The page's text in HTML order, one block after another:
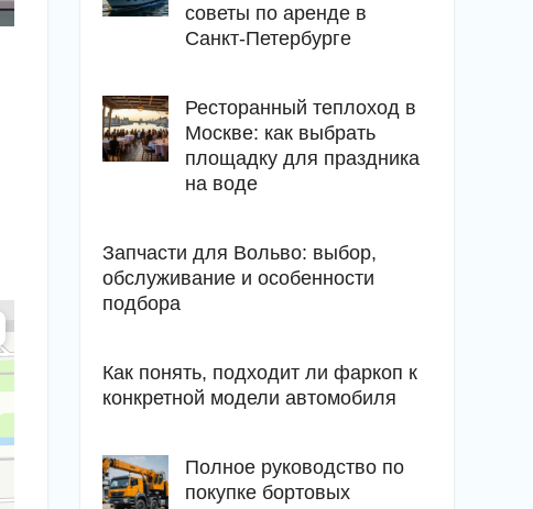
советы по аренде в
Санкт-Петербурге
Ресторанный теплоход в
Москве: как выбрать
площадку для праздника
на воде
Запчасти для Вольво: выбор,
обслуживание и особенности
подбора
Как понять, подходит ли фаркоп к
конкретной модели автомобиля
Полное руководство по
покупке бортовых